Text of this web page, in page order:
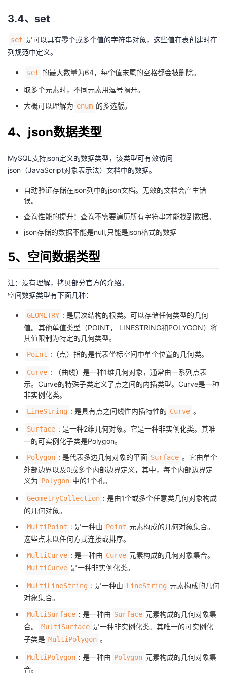
3.4、set
set 是可以具有零个或多个值的字符串对象，这些值在表创建时在
列规范中定义。
set 的最大数量为64，每个值末尾的空格都会被删除。
取多个元素时，不同元素用逗号隔开。
大概可以理解为 enum 的多选版。
4、json数据类型
MySQL支持json定义的数据类型，该类型可有效访问
json（JavaScript对象表示法）文档中的数据。
自动验证存储在json列中的json文档。无效的文档会产生错
误。
查询性能的提升：查询不需要遍历所有字符串才能找到数据。
json存储的数据不能是null,只能是json格式的数据
5、空间数据类型
注：没有理解，拷贝部分官方的介绍。
空间数据类型有下面几种：
GEOMETRY : 是层次结构的根类。可以存储任何类型的几何
值。其他单值类型（POINT， LINESTRING和POLYGON）将
其值限制为特定的几何类型。
Point :（点）指的是代表坐标空间中单个位置的几何类。
Curve : （曲线）是一种1维几何对象，通常由一系列点表
示。Curve的特殊子类定义了点之间的内插类型。Curve是一种
非实例化类。
LineString : 是具有点之间线性内插特性的 Curve 。
Surface : 是一种2维几何对象。它是一种非实例化类。其唯
一的可实例化子类是Polygon。
Polygon : 是代表多边几何对象的平面 Surface 。它由单个
外部边界以及0或多个内部边界定义，其中，每个内部边界定
义为 Polygon 中的1个孔。
GeometryCollection : 是由1个或多个任意类几何对象构成
的几何对象。
MultiPoint : 是一种由 Point 元素构成的几何对象集合。
这些点未以任何方式连接或排序。
MultiCurve : 是一种由 Curve 元素构成的几何对象集合。
MultiCurve 是一种非实例化类。
MultiLineString : 是一种由 LineString 元素构成的几何
对象集合。
MultiSurface : 是一种由 Surface 元素构成的几何对象集
合。
MultiSurface 是一种非实例化类。其唯一的可实例化
子类是 MultiPolygon 。
MultiPolygon : 是一种由 Polygon 元素构成的几何对象集
合。